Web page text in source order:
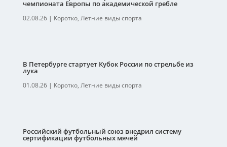
чемпионата Европы по академической гребле
02.08.26| Коротко, Летние виды спорта
В Петербурге стартует Кубок России по стрельбе из
лука
01.08.26| Коротко, Летние виды спорта
Российский футбольный союз внедрил систему
сертификации футбольных мячей